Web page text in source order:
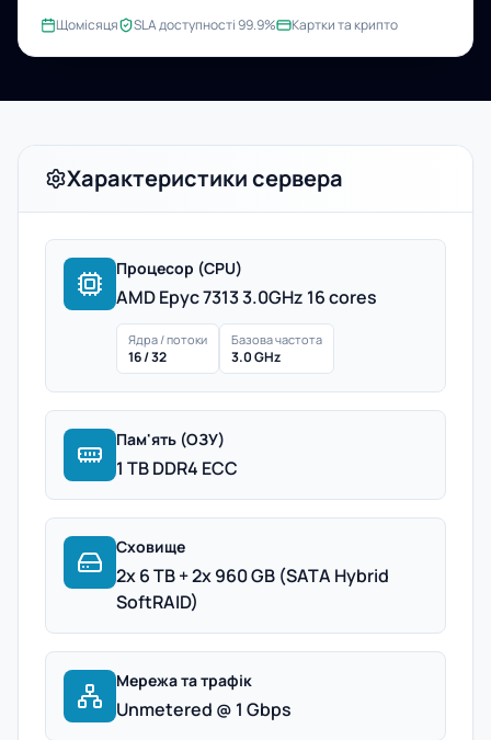
Щомісяця SLA доступності 99.9% Картки та крипто
Характеристики сервера
Процесор (CPU)
AMD Epyc 7313 3.0GHz 16 cores
Ядра / потоки
16 / 32
Базова частота
3.0 GHz
Пам'ять (ОЗУ)
1 TB DDR4 ECC
Сховище
2x 6 TB + 2x 960 GB (SATA Hybrid
SoftRAID)
Мережа та трафік
Unmetered @ 1 Gbps